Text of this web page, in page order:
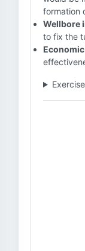
formation
Wellbore
to fix the